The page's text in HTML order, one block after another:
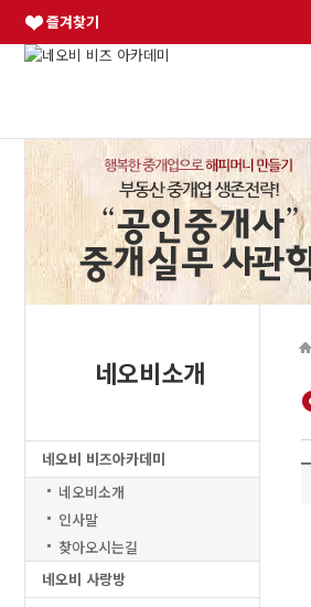
즐겨찾기
네오비소개
네오비 비즈아카데미
네오비소개
인사말
찾아오시는길
네오비 사랑방